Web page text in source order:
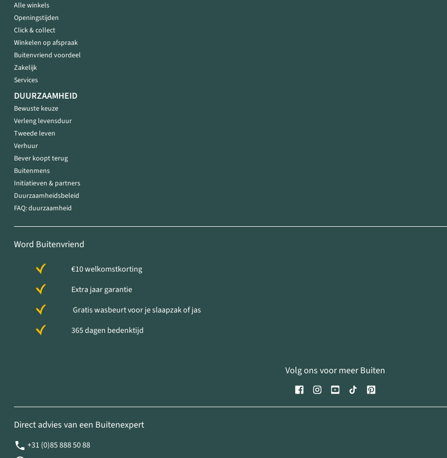
Alle winkels
Openingstijden
Click & collect
Winkelen op afspraak
Buitenvriend voordeel
Zakelijk
Services
DUURZAAMHEID
Bewuste keuze
Verleng levensduur
Tweede leven
Verhuur
Bever koopt terug
Buitenmens
Initiatieven & partners
Duurzaamheidsbeleid
FAQ: duurzaamheid
Word Buitenvriend
€10 welkomstkorting
Extra jaar garantie
Gratis wasbeurt voor je slaapzak of jas
365 dagen bedenktijd
Volg ons voor meer Buiten
Direct advies van een Buitenexpert
+31 (0)85 888 50 88